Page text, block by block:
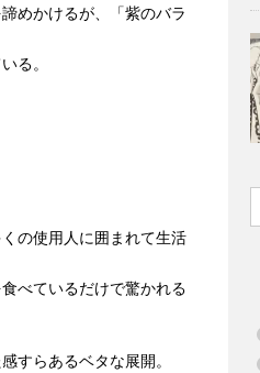
めかけるが、「紫のバラ
る。
の使用人に囲まれて生活
べているだけで驚かれる
すらあるベタな展開。